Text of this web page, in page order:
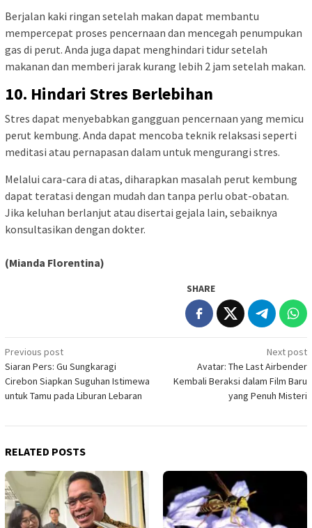
Berjalan kaki ringan setelah makan dapat membantu
mempercepat proses pencernaan dan mencegah penumpukan
gas di perut. Anda juga dapat menghindari tidur setelah
makanan dan memberi jarak kurang lebih 2 jam setelah makan.
10. Hindari Stres Berlebihan
Stres dapat menyebabkan gangguan pencernaan yang memicu
perut kembung. Anda dapat mencoba teknik relaksasi seperti
meditasi atau pernapasan dalam untuk mengurangi stres.
Melalui cara-cara di atas, diharapkan masalah perut kembung
dapat teratasi dengan mudah dan tanpa perlu obat-obatan.
Jika keluhan berlanjut atau disertai gejala lain, sebaiknya
konsultasikan dengan dokter.
(Mianda Florentina)
SHARE
Post
navigation
Previous post
Siaran Pers: Gu Sungkaragi
Cirebon Siapkan Suguhan Istimewa
untuk Tamu pada Liburan Lebaran
Next post
Avatar: The Last Airbender
Kembali Beraksi dalam Film Baru
yang Penuh Misteri
RELATED POSTS